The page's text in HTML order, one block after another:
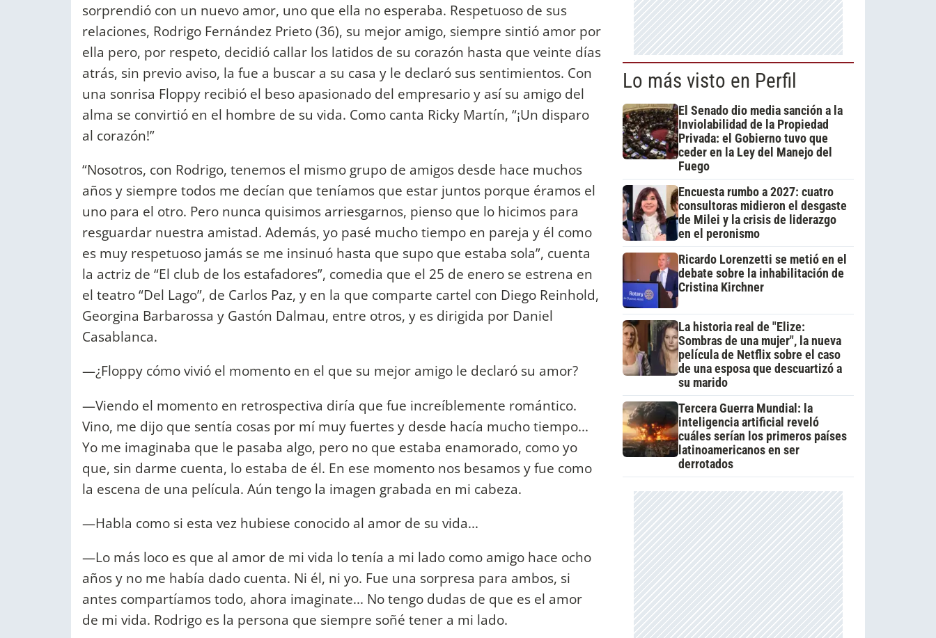
sorprendió con un nuevo amor, uno que ella no esperaba. Respetuoso de sus
relaciones, Rodrigo Fernández Prieto (36), su mejor amigo, siempre sintió amor por
ella pero, por respeto, decidió callar los latidos de su corazón hasta que veinte días
atrás, sin previo aviso, la fue a buscar a su casa y le declaró sus sentimientos. Con
una sonrisa Floppy recibió el beso apasionado del empresario y así su amigo del
alma se convirtió en el hombre de su vida. Como canta Ricky Martín, “¡Un disparo
al corazón!”
“Nosotros, con Rodrigo, tenemos el mismo grupo de amigos desde hace muchos
años y siempre todos me decían que teníamos que estar juntos porque éramos el
uno para el otro. Pero nunca quisimos arriesgarnos, pienso que lo hicimos para
resguardar nuestra amistad. Además, yo pasé mucho tiempo en pareja y él como
es muy respetuoso jamás se me insinuó hasta que supo que estaba sola”, cuenta
la actriz de “El club de los estafadores”, comedia que el 25 de enero se estrena en
el teatro “Del Lago”, de Carlos Paz, y en la que comparte cartel con Diego Reinhold,
Georgina Barbarossa y Gastón Dalmau, entre otros, y es dirigida por Daniel
Casablanca.
—¿Floppy cómo vivió el momento en el que su mejor amigo le declaró su amor?
—Viendo el momento en retrospectiva diría que fue increíblemente romántico.
Vino, me dijo que sentía cosas por mí muy fuertes y desde hacía mucho tiempo...
Yo me imaginaba que le pasaba algo, pero no que estaba enamorado, como yo
que, sin darme cuenta, lo estaba de él. En ese momento nos besamos y fue como
la escena de una película. Aún tengo la imagen grabada en mi cabeza.
—Habla como si esta vez hubiese conocido al amor de su vida...
—Lo más loco es que al amor de mi vida lo tenía a mi lado como amigo hace ocho
años y no me había dado cuenta. Ni él, ni yo. Fue una sorpresa para ambos, si
antes compartíamos todo, ahora imaginate... No tengo dudas de que es el amor
de mi vida. Rodrigo es la persona que siempre soñé tener a mi lado.
Lo más visto en Perfil
El Senado dio media sanción a la
Inviolabilidad de la Propiedad
Privada: el Gobierno tuvo que
ceder en la Ley del Manejo del
Fuego
Encuesta rumbo a 2027: cuatro
consultoras midieron el desgaste
de Milei y la crisis de liderazgo
en el peronismo
Ricardo Lorenzetti se metió en el
debate sobre la inhabilitación de
Cristina Kirchner
La historia real de "Elize:
Sombras de una mujer", la nueva
película de Netflix sobre el caso
de una esposa que descuartizó a
su marido
Tercera Guerra Mundial: la
inteligencia artificial reveló
cuáles serían los primeros países
latinoamericanos en ser
derrotados